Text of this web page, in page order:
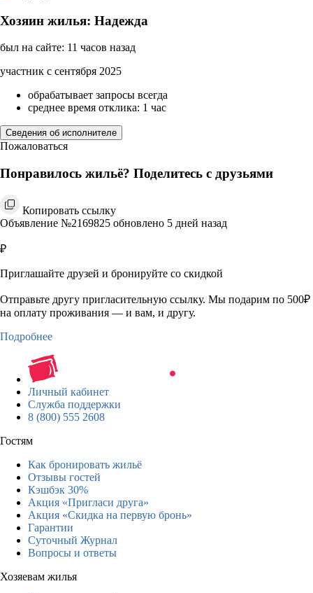
Хозяин жилья: Надежда
был на сайте: 11 часов назад
участник с сентября 2025
обрабатывает запросы всегда
среднее время отклика: 1 час
Сведения об исполнителе
Пожаловаться
Понравилось жильё? Поделитесь с друзьями
Копировать ссылку
Объявление №2169825 обновлено 5 дней назад
₽
Приглашайте друзей и бронируйте со скидкой
Отправьте другу пригласительную ссылку. Мы подарим по 500₽
на оплату проживания — и вам, и другу.
Подробнее
Личный кабинет
Служба поддержки
8 (800) 555 2608
Гостям
Как бронировать жильё
Отзывы гостей
Кэшбэк 30%
Акция «Пригласи друга»
Акция «Скидка на первую бронь»
Гарантии
Суточный Журнал
Вопросы и ответы
Хозяевам жилья